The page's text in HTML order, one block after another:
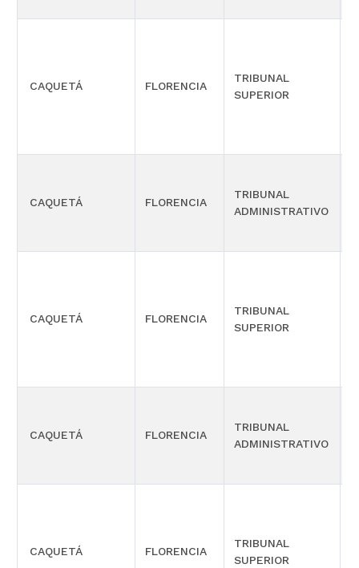
CAQUETÁ FLORENCIA
TRIBUNAL
SUPERIOR
CAQUETÁ FLORENCIA
TRIBUNAL
ADMINISTRATIVO
CAQUETÁ FLORENCIA
TRIBUNAL
SUPERIOR
CAQUETÁ FLORENCIA
TRIBUNAL
ADMINISTRATIVO
CAQUETÁ FLORENCIA
TRIBUNAL
SUPERIOR